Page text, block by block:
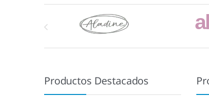
Marcas De Carrusel
Productos Destacados